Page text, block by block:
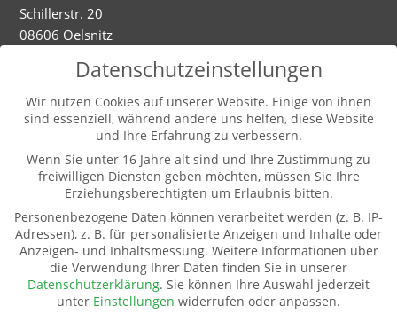
Schillerstr. 20
08606 Oelsnitz
Dienstag - Mittwoch
9-12.00 und 13-16.00 Uhr (und nach Vereinbarung)
Weitere Informationen
Kontakt
Impressum
Datenschutz
Pate werden
Spenden
Datenschutzeinstellungen
Wir nutzen Cookies auf unserer Website. Einige von ihnen
sind essenziell, während andere uns helfen, diese Website
und Ihre Erfahrung zu verbessern.
Wenn Sie unter 16 Jahre alt sind und Ihre Zustimmung zu
freiwilligen Diensten geben möchten, müssen Sie Ihre
Erziehungsberechtigten um Erlaubnis bitten.
Personenbezogene Daten können verarbeitet werden (z. B. IP-
Adressen), z. B. für personalisierte Anzeigen und Inhalte oder
Anzeigen- und Inhaltsmessung. Weitere Informationen über
die Verwendung Ihrer Daten finden Sie in unserer
Datenschutzerklärung. Sie können Ihre Auswahl jederzeit
unter Einstellungen widerrufen oder anpassen.